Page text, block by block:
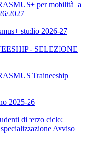
per mobilità a
2027
studio 2026-27
- SELEZIONE
Traineeship
2025-26
di terzo ciclo:
Avviso